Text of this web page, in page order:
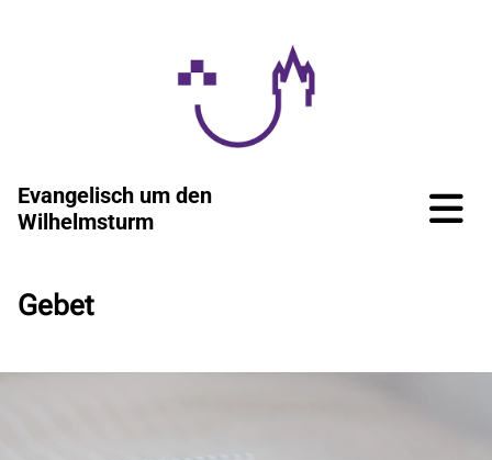
Evangelisch um den
Wilhelmsturm
Gebet